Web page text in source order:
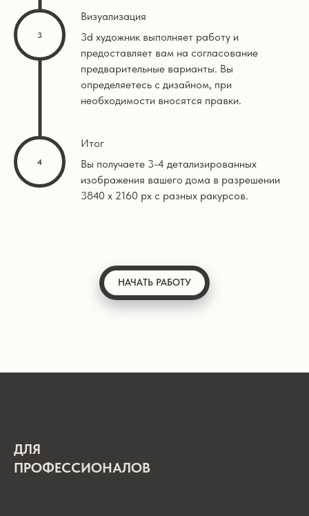
Визуализация
3d художник выполняет работу и
предоставляет вам на согласование
предварительные варианты. Вы
определяетесь с дизайном, при
необходимости вносятся правки.
Итог
Вы получаете 3-4 детализированных
изображения вашего дома в разрешении
3840 х 2160 px с разных ракурсов.
НАЧАТЬ РАБОТУ
ДЛЯ
ПРОФЕССИОНАЛОВ